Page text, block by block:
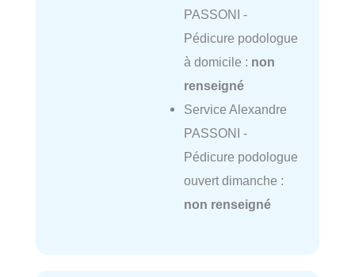
PASSONI -
Pédicure podologue
à domicile : non
renseigné
Service Alexandre
PASSONI -
Pédicure podologue
ouvert dimanche :
non renseigné